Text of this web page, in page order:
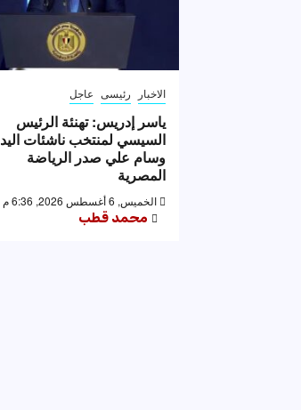
الاخبار رئيسى عاجل
ياسر إدريس: تهنئة الرئيس
السيسي لمنتخب ناشئات اليد
وسام علي صدر الرياضة
المصرية
الخميس, 6 أغسطس 2026, 6:36 م
محمد قطب